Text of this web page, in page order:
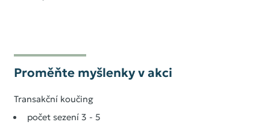
Proměňte myšlenky v akci
Transakční koučing
počet sezení 3 - 5